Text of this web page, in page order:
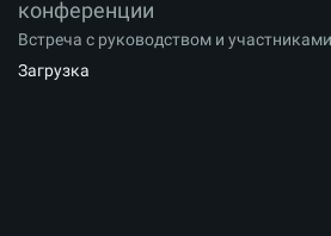
конференции
Встреча с руководством и
Загрузка